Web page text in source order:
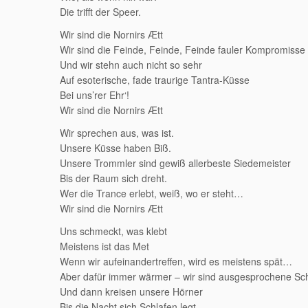
Die trifft der Speer.
Wir sind die Nornirs Ætt
Wir sind die Feinde, Feinde, Feinde fauler Kompromisse
Und wir stehn auch nicht so sehr
Auf esoterische, fade traurige Tantra-Küsse
Bei uns’rer Ehr‘!
Wir sind die Nornirs Ætt
Wir sprechen aus, was ist.
Unsere Küsse haben Biß.
Unsere Trommler sind gewiß allerbeste Siedemeister
Bis der Raum sich dreht.
Wer die Trance erlebt, weiß, wo er steht…
Wir sind die Nornirs Ætt
Uns schmeckt, was klebt
Meistens ist das Met
Wenn wir aufeinandertreffen, wird es meistens spät…
Aber dafür immer wärmer – wir sind ausgesprochene
Und dann kreisen unsere Hörner